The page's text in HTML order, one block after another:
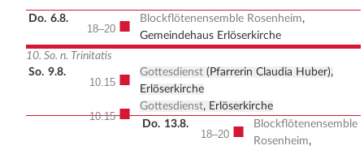
Do. 6.8.
18–20 ■ Blockflötenensemble Rosenheim,
Gemeindehaus Erlöserkirche
10. So. n. Trinitatis
So. 9.8.
10.15 ■ Gottesdienst (Pfarrerin Claudia Huber),
Erlöserkirche
10.15 ■ Gottesdienst, Erlöserkirche
Do. 13.8.
18–20 ■
Blockflötenensemble
Rosenheim,